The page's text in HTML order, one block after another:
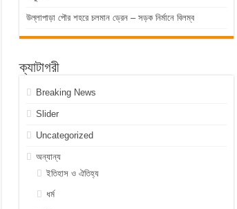
উল্লাপাড়া পৌর শহরে চলমান ড্রেন – সড়ক নির্মানে বিলম্ব
ক্যাটাগরী
Breaking News
Slider
Uncategorized
অন্যান্য
ইতিহাস ও ঐতিহ্য
ধর্ম